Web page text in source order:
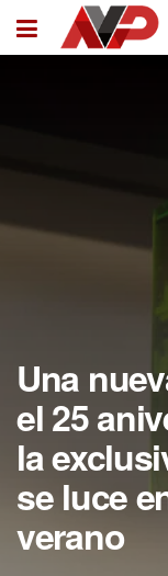
Una
el 25
la
se luce
verano